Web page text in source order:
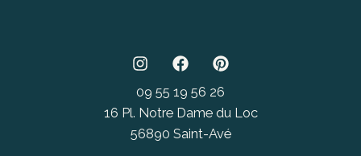
09 55 19 56 26
16 Pl. Notre Dame du Loc
56890 Saint-Avé